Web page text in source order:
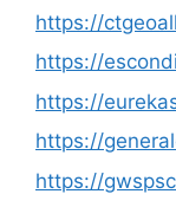
https://
https://
https://
https://
https://